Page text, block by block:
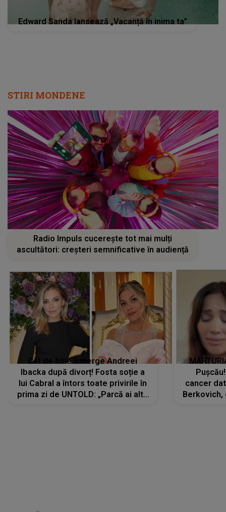
Edward Sanda lansează „Vacanță în inima ta”
STIRI MONDENE
Radio Impuls cucerește tot mai mulți
ascultători: creșteri semnificative în audiență
Cât de bine îi merge Andreei
Ibacka după divorț! Fosta soție a
lui Cabral a întors toate privirile în
prima zi de UNTOLD: „Parcă ai altă
cancer
Berkovich,